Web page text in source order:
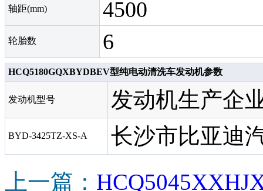
轴距(mm) 4500
轮胎数 6
HCQ5180GQXBYDBEV型纯电动清洗车发动机参数
发动机型号 发动机生产企
BYD-3425TZ-XS-A 长沙市比亚迪
上一篇：